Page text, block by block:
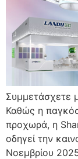
Συμμετάσχετε
Καθώς η
προχωρά, η
οδηγεί την
Νοεμβρίου